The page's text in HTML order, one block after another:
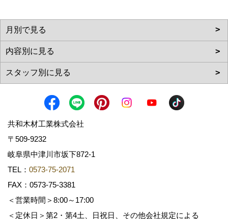
共和木材工業株式会社
〒509-9232
岐阜県中津川市坂下872‐1
TEL： 0573-75-2071
FAX：0573-75-3381
＜営業時間＞8:00～17:00
＜定休日＞第2・第4土、日祝日、その他会社規定による